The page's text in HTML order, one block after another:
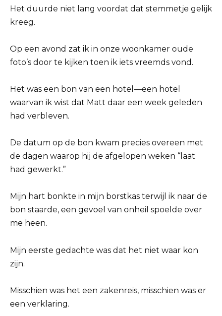
Het duurde niet lang voordat dat stemmetje gelijk
kreeg.
Op een avond zat ik in onze woonkamer oude
foto’s door te kijken toen ik iets vreemds vond.
Het was een bon van een hotel—een hotel
waarvan ik wist dat Matt daar een week geleden
had verbleven.
De datum op de bon kwam precies overeen met
de dagen waarop hij de afgelopen weken “laat
had gewerkt.”
Mijn hart bonkte in mijn borstkas terwijl ik naar de
bon staarde, een gevoel van onheil spoelde over
me heen.
Mijn eerste gedachte was dat het niet waar kon
zijn.
Misschien was het een zakenreis, misschien was er
een verklaring.